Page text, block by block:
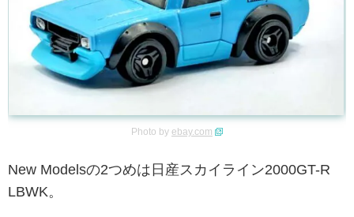
Photo by ebay.com
New Modelsの2つめは日産スカイライン2000GT-R
LBWK。